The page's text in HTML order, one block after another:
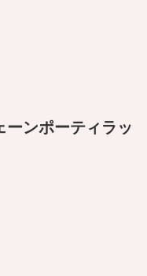
ーンポーティラッ